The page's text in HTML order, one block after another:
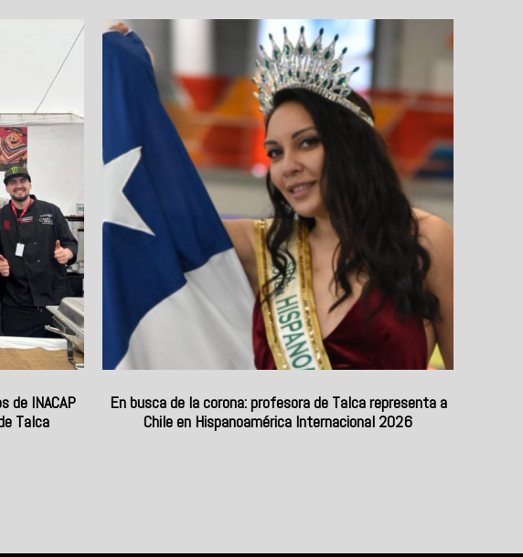
de INACAP
Talca
En busca de la corona: profesora de Talca representa a
Chile en Hispanoamérica Internacional 2026